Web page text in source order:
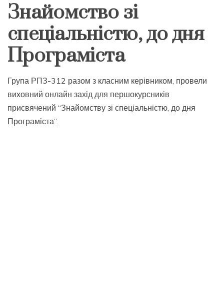
Знайомство зі
спеціальністю, до дня
Програміста
Група РПЗ-312 разом з класним керівником, провели
виховний онлайн захід для першокурсників
присвячений “Знайомству зі спеціальністю, до дня
Програміста”.